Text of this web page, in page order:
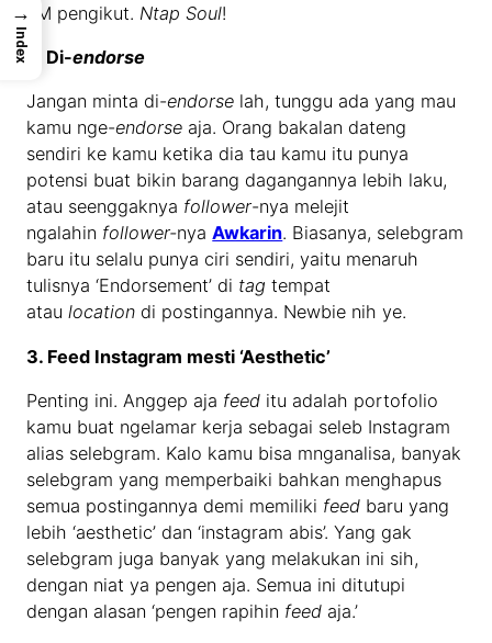
7M pengikut. Ntap Soul!
2. Di-endorse
Jangan minta di-endorse lah, tunggu ada yang mau
kamu nge-endorse aja. Orang bakalan dateng
sendiri ke kamu ketika dia tau kamu itu punya
potensi buat bikin barang dagangannya lebih laku,
atau seenggaknya follower-nya melejit
ngalahin follower-nyaAwkarin. Biasanya, selebgram
baru itu selalu punya ciri sendiri, yaitu menaruh
tulisnya ‘Endorsement’ di tagtempat
ataulocation di postingannya. Newbie nih ye.
3. Feed Instagram mesti ‘Aesthetic’
Penting ini. Anggep aja feed itu adalah portofolio
kamu buat ngelamar kerja sebagai seleb Instagram
alias selebgram. Kalo kamu bisa mnganalisa, banyak
selebgram yang memperbaiki bahkan menghapus
semua postingannya demi memiliki feed baru yang
lebih ‘aesthetic’ dan ‘instagram abis’. Yang gak
selebgram juga banyak yang melakukan ini sih,
dengan niat ya pengen aja. Semua ini ditutupi
dengan alasan ‘pengen rapihin feed aja.’
→
Index